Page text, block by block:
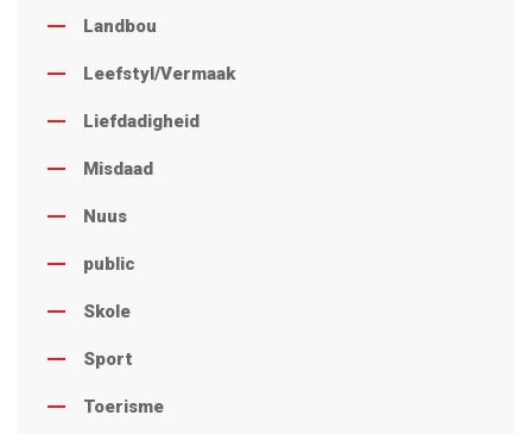
Landbou
Leefstyl/Vermaak
Liefdadigheid
Misdaad
Nuus
public
Skole
Sport
Toerisme